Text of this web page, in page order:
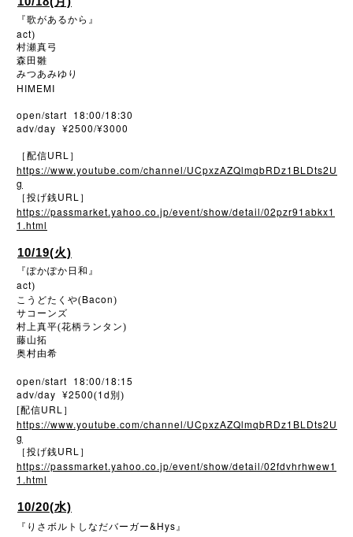
『歌があるから』
act)
村瀬真弓
森田雛
みつあみゆり
HIMEMI
open/start 18:00/18:30
adv/day ¥2500/¥3000
［配信URL ］
https://www.youtube.com/channel/UCpxzAZQlmqbRDz1BLDts2U
g
［投げ銭URL ］
https://passmarket.yahoo.co.jp/event/show/detail/02pzr91abkx1
1.html
10/19(火)
『ぽかぽか日和』
act)
こうどたくや(Bacon)
サコーンズ
村上真平(花柄ランタン)
藤山拓
奥村由希
open/start 18:00/18:15
adv/day ¥2500(1d 別)
[配信URL ］
https://www.youtube.com/channel/UCpxzAZQlmqbRDz1BLDts2U
g
［投げ銭URL ］
https://passmarket.yahoo.co.jp/event/show/detail/02fdvhrhwew1
1.html
10/20(水)
『りさボルトしなだバーガー&Hys』